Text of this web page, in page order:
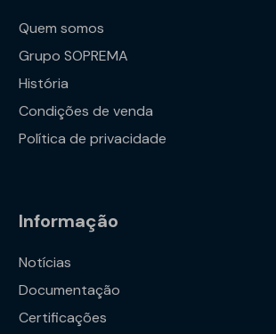
Quem somos
Grupo SOPREMA
História
Condições de venda
Política de privacidade
Informação
Notícias
Documentação
Certificações